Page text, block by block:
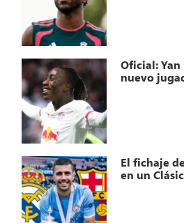
Oficial:
nuevo
El fichaje
en un